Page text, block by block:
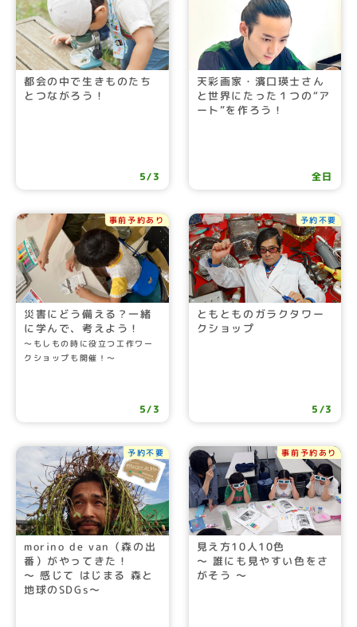
都会の中で生きものたち
とつながろう！
5/3
天彩画家・濱口瑛士さん
と世界にたった１つの“ア
ート”を作ろう！
全日
事前予約あり
災害にどう備える？一緒
に学んで、考えよう！
～もしもの時に役立つ工作ワー
クショップも開催！～
5/3
予約不要
ともとものガラクタワー
クショップ
5/3
予約不要
morino de van（森の出
番）がやってきた！
〜 感じて はじまる 森と
地球のSDGs〜
事前予約あり
見え方10人10色
～ 誰にも見やすい色をさ
がそう ～